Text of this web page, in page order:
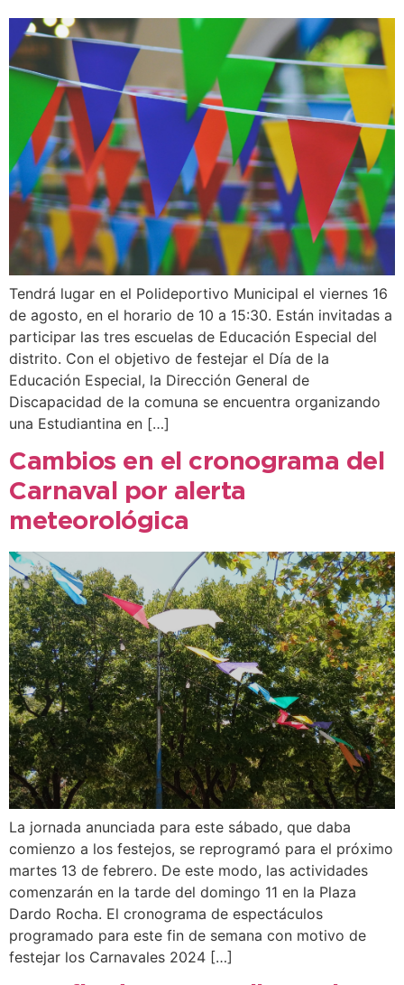
Tendrá lugar en el Polideportivo Municipal el viernes 16
de agosto, en el horario de 10 a 15:30. Están invitadas a
participar las tres escuelas de Educación Especial del
distrito. Con el objetivo de festejar el Día de la
Educación Especial, la Dirección General de
Discapacidad de la comuna se encuentra organizando
una Estudiantina en […]
Cambios en el cronograma del
Carnaval por alerta
meteorológica
La jornada anunciada para este sábado, que daba
comienzo a los festejos, se reprogramó para el próximo
martes 13 de febrero. De este modo, las actividades
comenzarán en la tarde del domingo 11 en la Plaza
Dardo Rocha. El cronograma de espectáculos
programado para este fin de semana con motivo de
festejar los Carnavales 2024 […]